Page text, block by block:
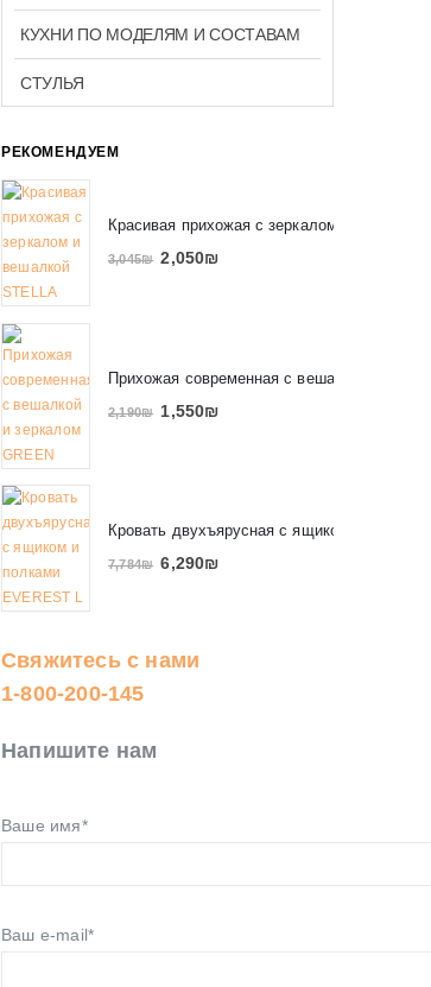
КУХНИ ПО МОДЕЛЯМ И СОСТАВАМ
СТУЛЬЯ
РЕКОМЕНДУЕМ
Красивая прихожая с зеркалом и вешалкой
3,045₪ 2,050₪
Прихожая современная с вешалкой и
2,190₪ 1,550₪
Кровать двухъярусная с ящиком и
7,784₪ 6,290₪
Свяжитесь с нами
1-800-200-145
Напишите нам
Ваше имя*
Ваш e-mail*